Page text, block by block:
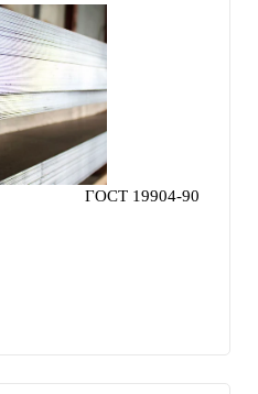
ГОСТ 19904-90